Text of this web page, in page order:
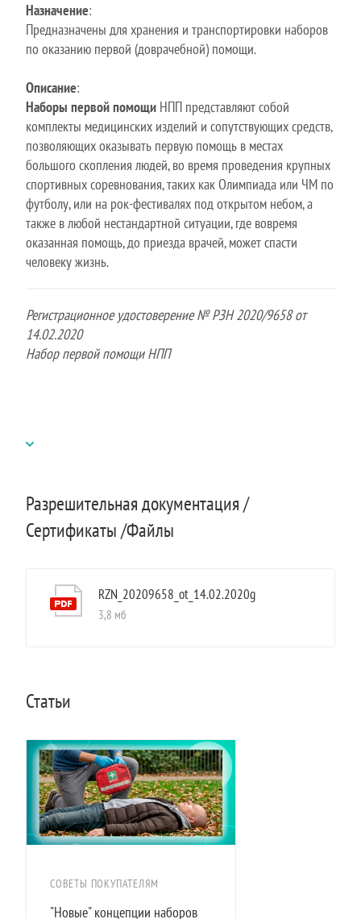
Назначение:
Предназначены для хранения и транспортировки наборов
по оказанию первой (доврачебной) помощи.
Описание:
Наборы первой помощи НПП представляют собой
комплекты медицинских изделий и сопутствующих средств,
позволяющих оказывать первую помощь в местах
большого скопления людей, во время проведения крупных
спортивных соревнования, таких как Олимпиада или ЧМ по
футболу, или на рок-фестивалях под открытом небом, а
также в любой нестандартной ситуации, где вовремя
оказанная помощь, до приезда врачей, может спасти
человеку жизнь.
Регистрационное удостоверение № РЗН 2020/9658 от
14.02.2020
Набор первой помощи НПП
Разрешительная документация /
Сертификаты /Файлы
RZN_20209658_ot_14.02.2020g
3,8 мб
Статьи
СОВЕТЫ ПОКУПАТЕЛЯМ
"Новые" концепции наборов